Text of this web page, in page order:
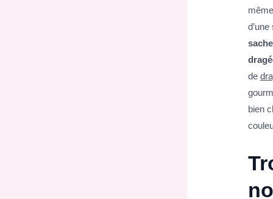
de
bien